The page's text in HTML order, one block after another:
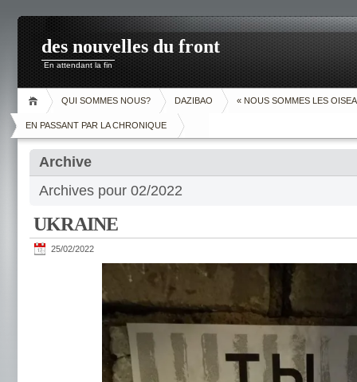
des nouvelles du front
En attendant la fin
QUI SOMMES NOUS? DAZIBAO « NOUS SOMMES LES
EN PASSANT PAR LA CHRONIQUE
Archive
Archives pour 02/2022
UKRAINE
25/02/2022